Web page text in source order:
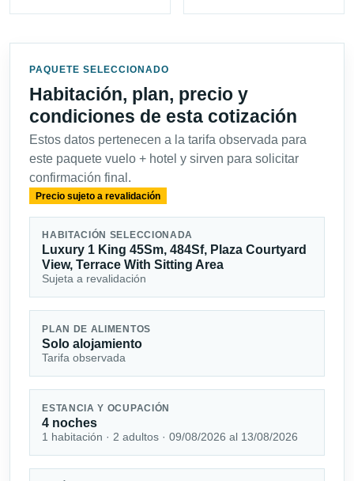
PAQUETE SELECCIONADO
Habitación, plan, precio y
condiciones de esta cotización
Estos datos pertenecen a la tarifa observada para
este paquete vuelo + hotel y sirven para solicitar
confirmación final.
Precio sujeto a revalidación
HABITACIÓN SELECCIONADA
Luxury 1 King 45Sm, 484Sf, Plaza Courtyard
View, Terrace With Sitting Area
Sujeta a revalidación
PLAN DE ALIMENTOS
Solo alojamiento
Tarifa observada
ESTANCIA Y OCUPACIÓN
4 noches
1 habitación · 2 adultos · 09/08/2026 al 13/08/2026